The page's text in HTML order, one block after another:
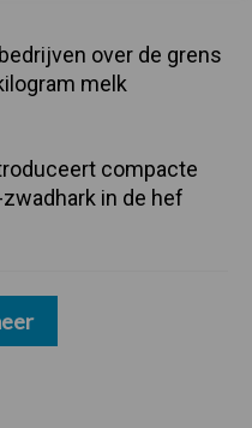
over de grens
melk
compacte
in de hef